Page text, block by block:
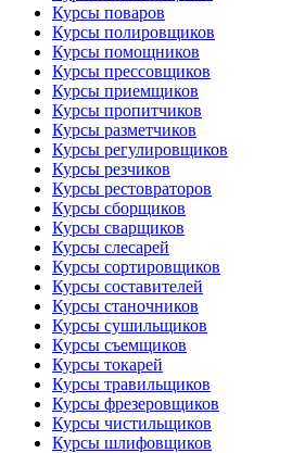
Курсы поваров
Курсы полировщиков
Курсы помощников
Курсы прессовщиков
Курсы приемщиков
Курсы пропитчиков
Курсы разметчиков
Курсы регулировщиков
Курсы резчиков
Курсы рестовраторов
Курсы сборщиков
Курсы сварщиков
Курсы слесарей
Курсы сортировщиков
Курсы составителей
Курсы станочников
Курсы сушильщиков
Курсы съемщиков
Курсы токарей
Курсы травильщиков
Курсы фрезеровщиков
Курсы чистильщиков
Курсы шлифовщиков